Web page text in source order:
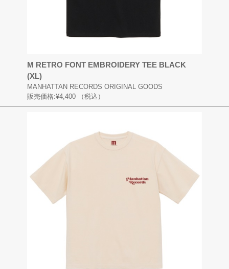
M RETRO FONT EMBROIDERY TEE BLACK
(XL)
MANHATTAN RECORDS ORIGINAL GOODS
販売価格:¥4,400 （税込）